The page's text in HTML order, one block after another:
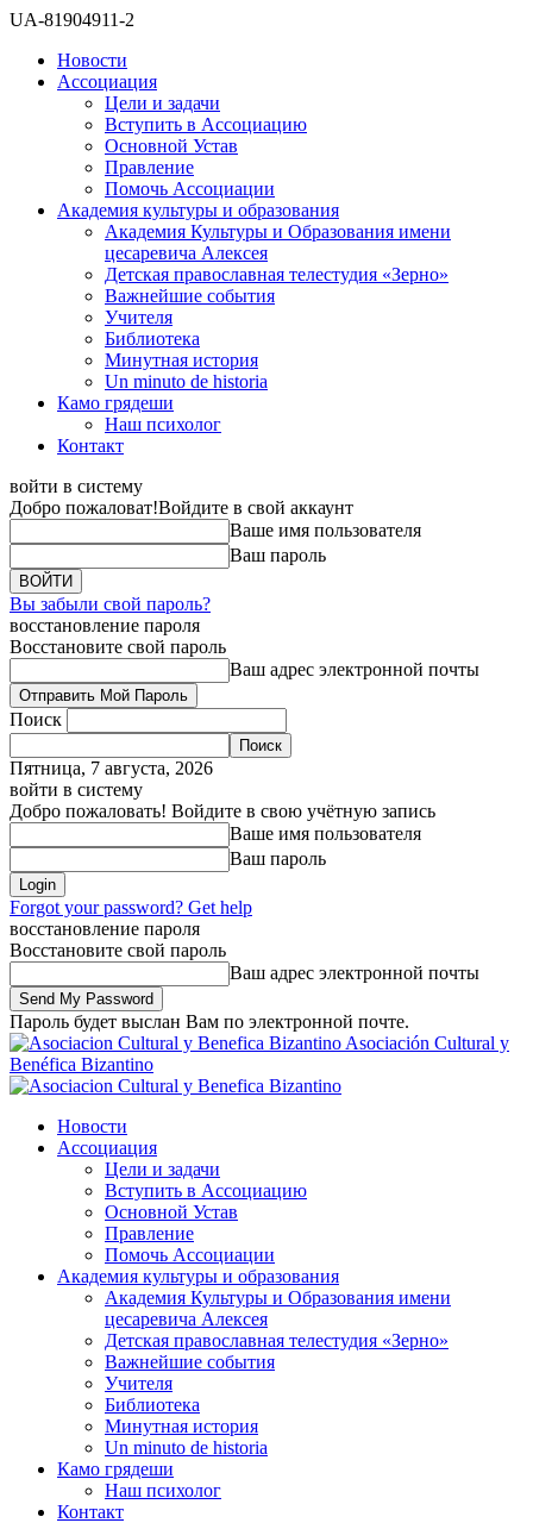
UA-81904911-2
Новости
Ассоциация
Цели и задачи
Вступить в Ассоциацию
Основной Устав
Правление
Помочь Ассоциации
Академия культуры и образования
Академия Культуры и Образования имени
цесаревича Алексея
Детская православная телестудия «Зерно»
Важнейшие события
Учителя
Библиотека
Минутная история
Un minuto de historia
Камо грядеши
Наш психолог
Контакт
войти в систему
Добро пожаловат!Войдите в свой аккаунт
Ваше имя пользователя
Ваш пароль
Вы забыли свой пароль?
восстановление пароля
Восстановите свой пароль
Ваш адрес электронной почты
Поиск
Пятница, 7 августа, 2026
войти в систему
Добро пожаловать! Войдите в свою учётную запись
Ваше имя пользователя
Ваш пароль
Forgot your password? Get help
восстановление пароля
Восстановите свой пароль
Ваш адрес электронной почты
Пароль будет выслан Вам по электронной почте.
Asociación Cultural y
Benéfica Bizantino
Новости
Ассоциация
Цели и задачи
Вступить в Ассоциацию
Основной Устав
Правление
Помочь Ассоциации
Академия культуры и образования
Академия Культуры и Образования имени
цесаревича Алексея
Детская православная телестудия «Зерно»
Важнейшие события
Учителя
Библиотека
Минутная история
Un minuto de historia
Камо грядеши
Наш психолог
Контакт